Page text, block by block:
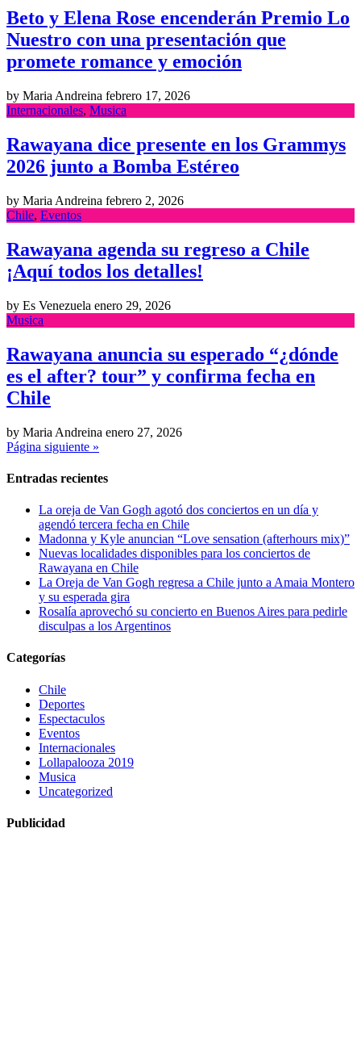
Beto y Elena Rose encenderán Premio Lo
Nuestro con una presentación que
promete romance y emoción
by Maria Andreina febrero 17, 2026
Internacionales, Musica
Rawayana dice presente en los Grammys
2026 junto a Bomba Estéreo
by Maria Andreina febrero 2, 2026
Chile, Eventos
Rawayana agenda su regreso a Chile
¡Aquí todos los detalles!
by Es Venezuela enero 29, 2026
Musica
Rawayana anuncia su esperado “¿dónde
es el after? tour” y confirma fecha en
Chile
by Maria Andreina enero 27, 2026
Página siguiente »
Entradas recientes
La oreja de Van Gogh agotó dos conciertos en un día y
agendó tercera fecha en Chile
Madonna y Kyle anuncian “Love sensation (afterhours mix)”
Nuevas localidades disponibles para los conciertos de
Rawayana en Chile
La Oreja de Van Gogh regresa a Chile junto a Amaia Montero
y su esperada gira
Rosalía aprovechó su concierto en Buenos Aires para pedirle
disculpas a los Argentinos
Categorías
Chile
Deportes
Espectaculos
Eventos
Internacionales
Lollapalooza 2019
Musica
Uncategorized
Publicidad